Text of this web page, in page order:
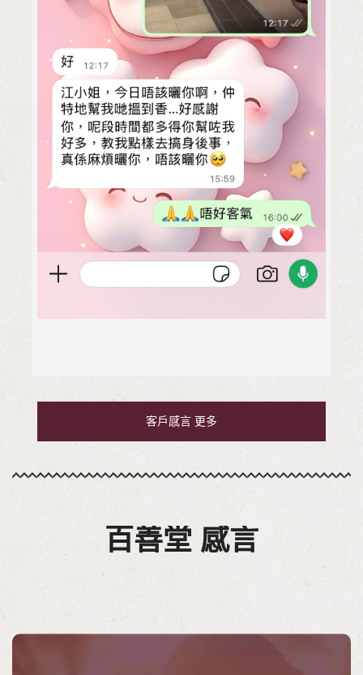
客戶感言 更多
百善堂 感言
專業殯儀 百善堂